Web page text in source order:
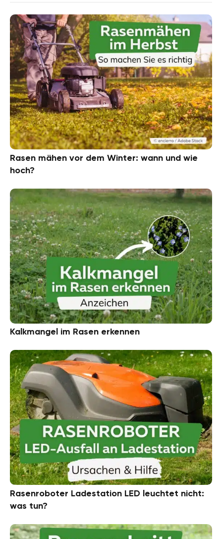
Rasen mähen vor dem Winter: wann und wie
hoch?
Kalkmangel im Rasen erkennen
Rasenroboter Ladestation LED leuchtet nicht:
was tun?